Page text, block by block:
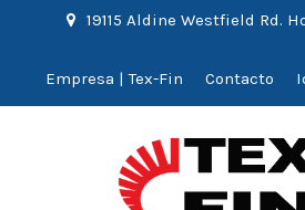
19115 Aldine Westfield Rd.
Empresa | Tex-Fin Contacto